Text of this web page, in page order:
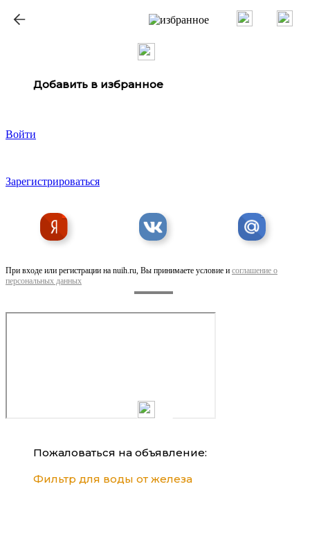
Добавить в избранное
Войти
Зарегистрироваться
При входе или регистрации на nuih.ru, Вы принимаете условие и соглашение о
персональных данных
Пожаловаться на объявление:
Фильтр для воды от железа